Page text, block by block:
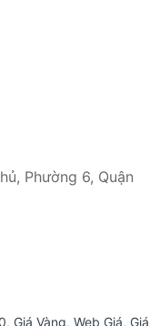
Phường 6, Quận
, Giá Vàng, Web Giá, Giá